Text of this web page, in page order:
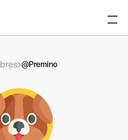
@Premino